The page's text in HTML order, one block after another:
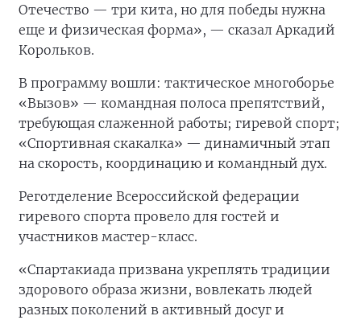
Отечество — три кита, но для победы нужна
еще и физическая форма», — сказал Аркадий
Корольков.
В программу вошли: тактическое многоборье
«Вызов» — командная полоса препятствий,
требующая слаженной работы; гиревой спорт;
«Спортивная скакалка» — динамичный этап
на скорость, координацию и командный дух.
Реготделение Всероссийской федерации
гиревого спорта провело для гостей и
участников мастер-класс.
«Спартакиада призвана укреплять традиции
здорового образа жизни, вовлекать людей
разных поколений в активный досуг и